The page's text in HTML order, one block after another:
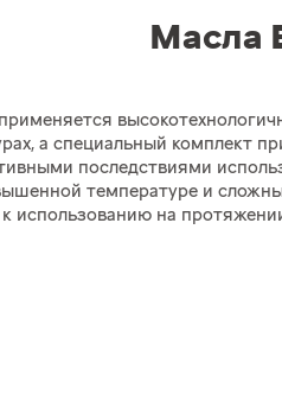
Масла
применяется
а специальный комплект
последствиями
температуре и
использованию на